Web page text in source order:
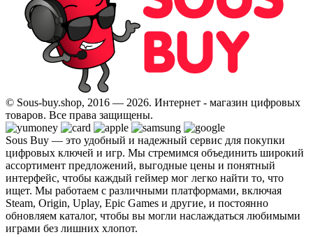
© Sous-buy.shop, 2016 — 2026. Интернет - магазин цифровых
товаров. Все права защищены.
Sous Buy — это удобный и надежный сервис для покупки
цифровых ключей и игр. Мы стремимся объединить широкий
ассортимент предложений, выгодные цены и понятный
интерфейс, чтобы каждый геймер мог легко найти то, что
ищет. Мы работаем с различными платформами, включая
Steam, Origin, Uplay, Epic Games и другие, и постоянно
обновляем каталог, чтобы вы могли наслаждаться любимыми
играми без лишних хлопот.